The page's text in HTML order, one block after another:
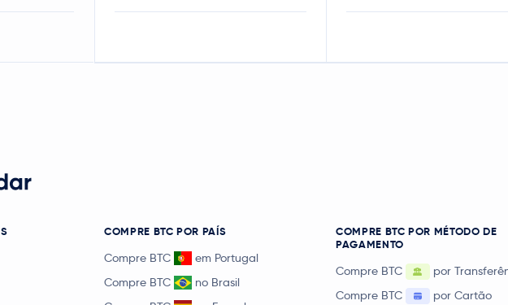
COMPRE BTC POR PAÍS
Compre BTC
em Portugal
Compre BTC
no Brasil
COMPRE BTC POR MÉTODO DE
PAGAMENTO
Compre BTC
por
Compre BTC
por Cartão